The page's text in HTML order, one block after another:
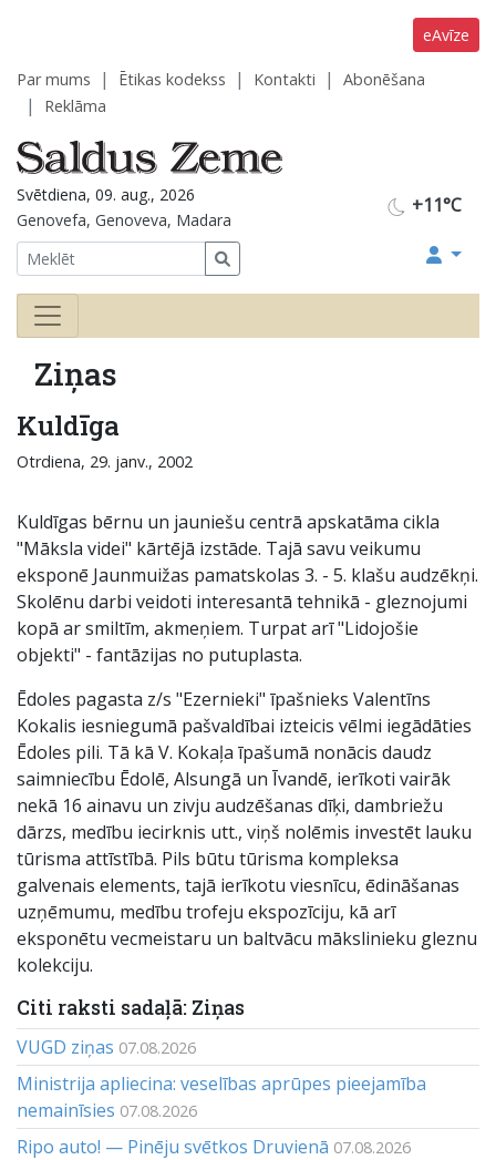
eAvīze
Par mums Ētikas kodekss Kontakti
Abonēšana
Reklāma
+11°C
Svētdiena, 09. aug., 2026
Genovefa, Genoveva, Madara
Ziņas
Kuldīga
Otrdiena, 29. janv., 2002
Kuldīgas bērnu un jauniešu centrā apskatāma cikla
"Māksla videi" kārtējā izstāde. Tajā savu veikumu
eksponē Jaunmuižas pamatskolas 3. - 5. klašu audzēkņi.
Skolēnu darbi veidoti interesantā tehnikā - gleznojumi
kopā ar smiltīm, akmeņiem. Turpat arī "Lidojošie
objekti" - fantāzijas no putuplasta.
Ēdoles pagasta z/s "Ezernieki" īpašnieks Valentīns
Kokalis iesniegumā pašvaldībai izteicis vēlmi iegādāties
Ēdoles pili. Tā kā V. Kokaļa īpašumā nonācis daudz
saimniecību Ēdolē, Alsungā un Īvandē, ierīkoti vairāk
nekā 16 ainavu un zivju audzēšanas dīķi, dambriežu
dārzs, medību iecirknis utt., viņš nolēmis investēt lauku
tūrisma attīstībā. Pils būtu tūrisma kompleksa
galvenais elements, tajā ierīkotu viesnīcu, ēdināšanas
uzņēmumu, medību trofeju ekspozīciju, kā arī
eksponētu vecmeistaru un baltvācu mākslinieku gleznu
kolekciju.
Citi raksti sadaļā: Ziņas
VUGD ziņas 07.08.2026
Ministrija apliecina: veselības aprūpes pieejamība
nemainīsies 07.08.2026
Ripo auto! — Pinēju svētkos Druvienā 07.08.2026